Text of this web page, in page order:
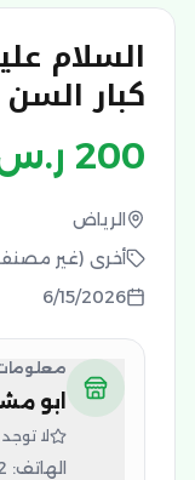
السلام
كبار
200
الرياض
أخرى (غير
6/15/2026
ابو
لا
الهاتف: